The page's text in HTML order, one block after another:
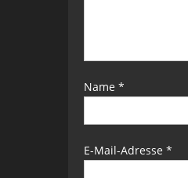
Name *
E-Mail-Adresse *